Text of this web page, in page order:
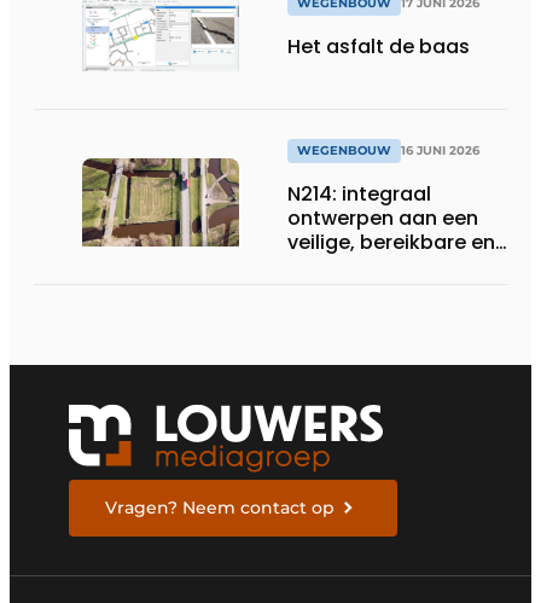
Het asfalt de baas
WEGENBOUW 16 JUNI 2026
N214: integraal
ontwerpen aan een
veilige, bereikbare en
Vragen? Neem contact op